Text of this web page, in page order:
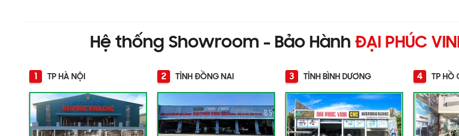
Hệ thống Showroom - Bảo Hành ĐẠI PHÚC
1 TP HÀ NỘI 2 TỈNH ĐỒNG NAI 3 TỈNH BÌNH DƯƠNG 4 TP HỒ